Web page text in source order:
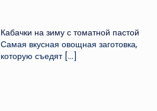
Кабачки на зиму с томатной пастой
Самая вкусная овощная заготовка,
которую съедят […]